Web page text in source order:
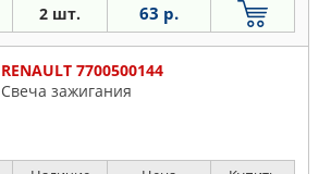
2 шт. 63 р.
RENAULT 7700500144
Свеча зажигания